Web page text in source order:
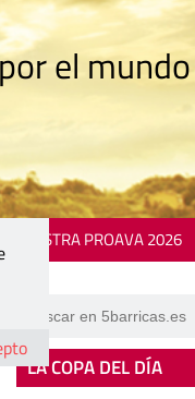
el
MOSTRA PROAVA 2026
LA COPA DEL DÍA